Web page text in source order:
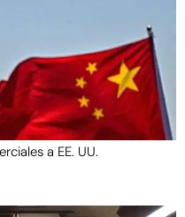
a EE. UU.